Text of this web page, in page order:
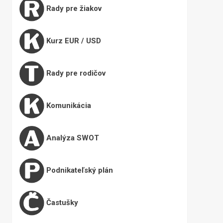
Rady pre žiakov
Kurz EUR / USD
Rady pre rodičov
Komunikácia
Analýza SWOT
Podnikateľský plán
Častušky